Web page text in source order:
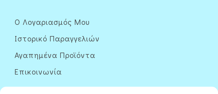
Ο Λογαριασμός Μου
Ιστορικό Παραγγελιών
Αγαπημένα Προϊόντα
Επικοινωνία